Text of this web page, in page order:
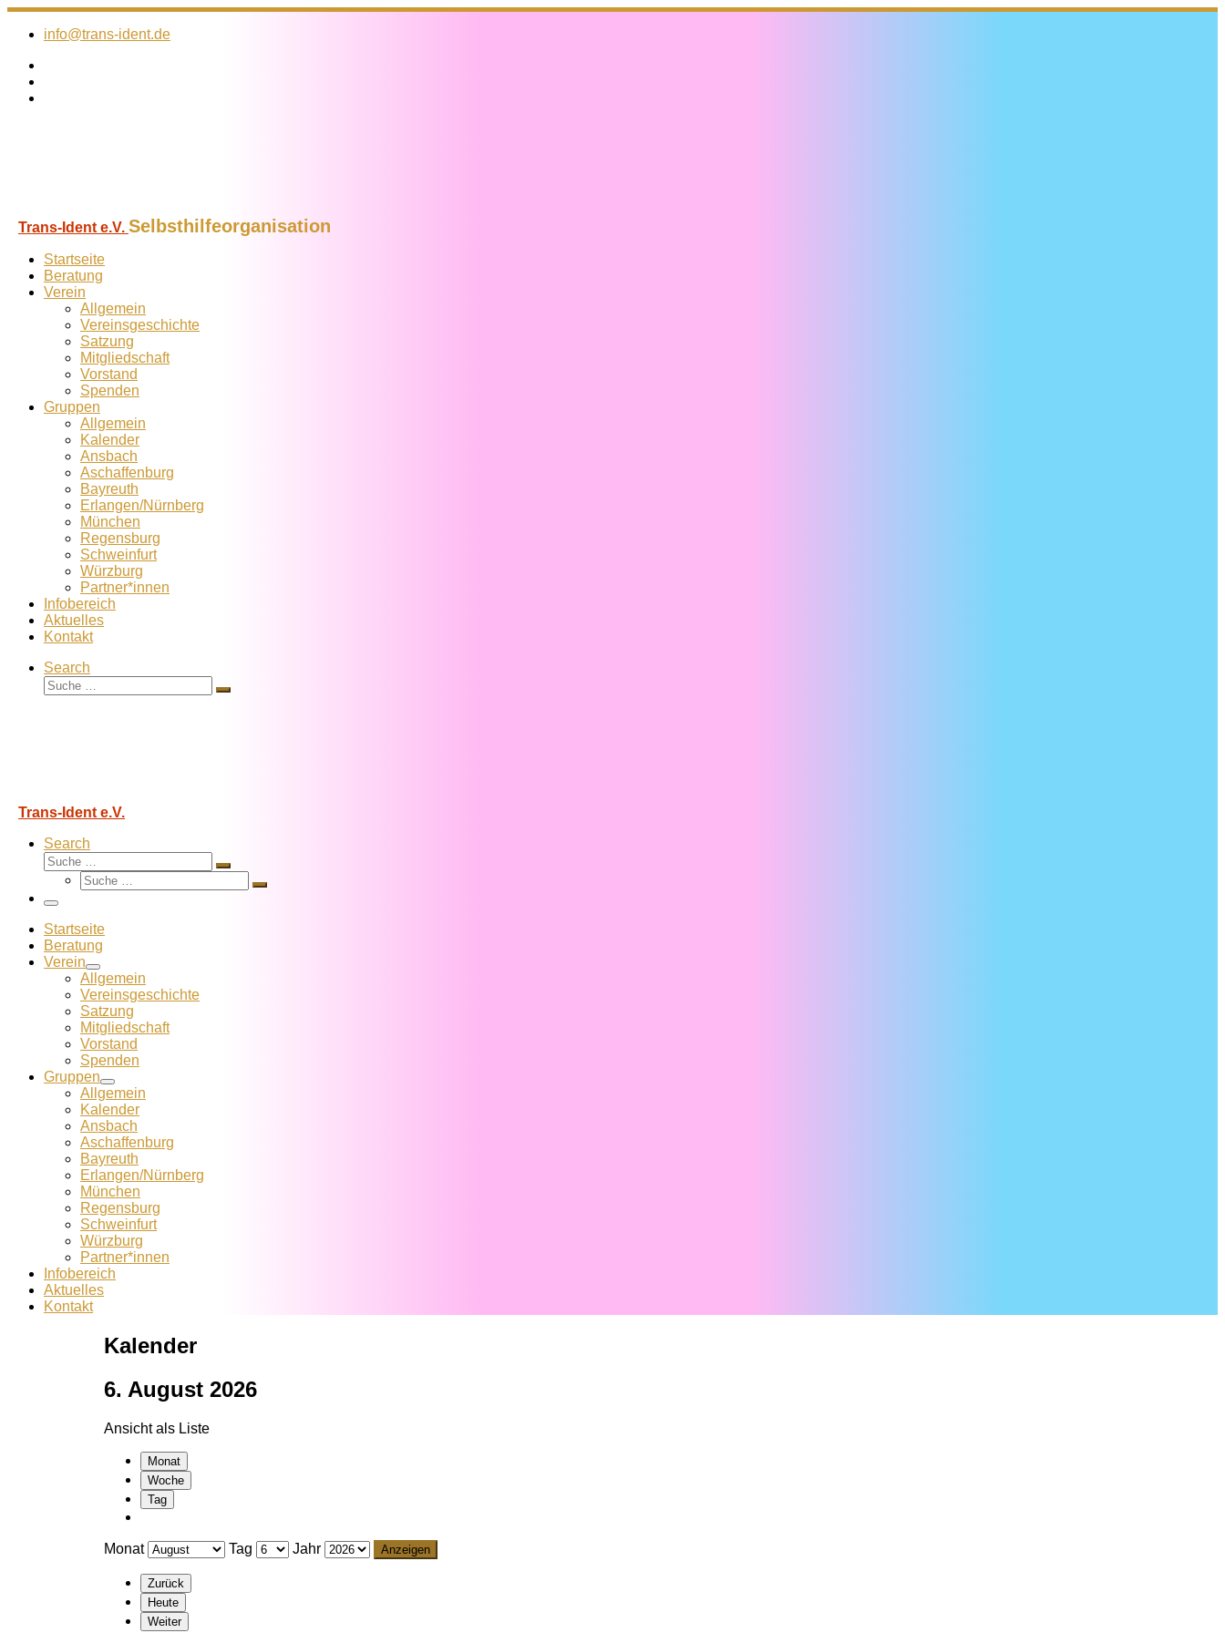
Zum
Inhalt
info@trans-ident.de
Trans-Ident e.V. Selbsthilfeorganisation
Startseite
Beratung
Verein
Allgemein
Vereins­geschichte
Satzung
Mitglied­schaft
Vorstand
Spenden
Gruppen
Allgemein
Kalender
Ansbach
Aschaffenburg
Bayreuth
Erlangen/Nürnberg
München
Regensburg
Schweinfurt
Würzburg
Partner*innen
Infobereich
Aktuelles
Kontakt
Search
Suche
Suche
Trans-Ident e.V.
Search
Suche
Suche
Suche
Suche
Menü
Startseite
Beratung
Verein
Allgemein
Vereins­geschichte
Satzung
Mitglied­schaft
Vorstand
Spenden
Gruppen
Allgemein
Kalender
Ansbach
Aschaffenburg
Bayreuth
Erlangen/Nürnberg
München
Regensburg
Schweinfurt
Würzburg
Partner*innen
Infobereich
Aktuelles
Kontakt
Kalender
6. August 2026
Ansicht als Liste
Monat
Woche
Tag
Monat Tag Jahr
Zurück
Heute
Weiter